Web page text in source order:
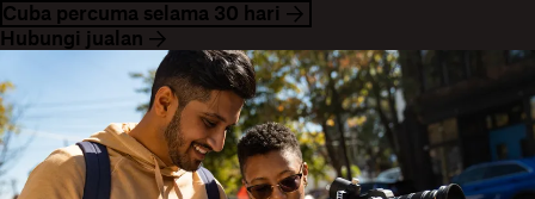
Cuba percuma selama 30 hari
Hubungi jualan